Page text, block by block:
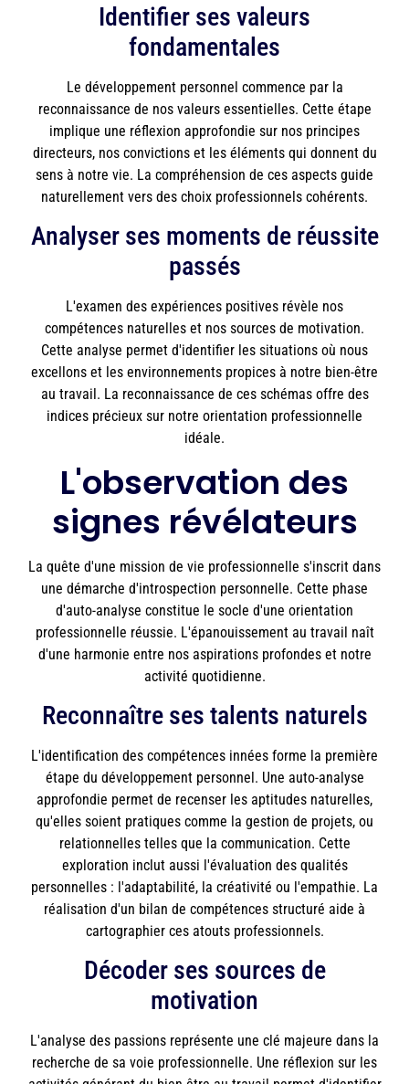
Identifier ses valeurs
fondamentales
Le développement personnel commence par la
reconnaissance de nos valeurs essentielles. Cette étape
implique une réflexion approfondie sur nos principes
directeurs, nos convictions et les éléments qui donnent du
sens à notre vie. La compréhension de ces aspects guide
naturellement vers des choix professionnels cohérents.
Analyser ses moments de réussite
passés
L'examen des expériences positives révèle nos
compétences naturelles et nos sources de motivation.
Cette analyse permet d'identifier les situations où nous
excellons et les environnements propices à notre bien-être
au travail. La reconnaissance de ces schémas offre des
indices précieux sur notre orientation professionnelle
idéale.
L'observation des
signes révélateurs
La quête d'une mission de vie professionnelle s'inscrit dans
une démarche d'introspection personnelle. Cette phase
d'auto-analyse constitue le socle d'une orientation
professionnelle réussie. L'épanouissement au travail naît
d'une harmonie entre nos aspirations profondes et notre
activité quotidienne.
Reconnaître ses talents naturels
L'identification des compétences innées forme la première
étape du développement personnel. Une auto-analyse
approfondie permet de recenser les aptitudes naturelles,
qu'elles soient pratiques comme la gestion de projets, ou
relationnelles telles que la communication. Cette
exploration inclut aussi l'évaluation des qualités
personnelles : l'adaptabilité, la créativité ou l'empathie. La
réalisation d'un bilan de compétences structuré aide à
cartographier ces atouts professionnels.
Décoder ses sources de
motivation
L'analyse des passions représente une clé majeure dans la
recherche de sa voie professionnelle. Une réflexion sur les